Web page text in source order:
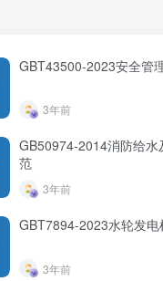
GBT43500-2023安全管
3年前
GB50974-2014消防给
范
3年前
GBT7894-2023水轮发
3年前